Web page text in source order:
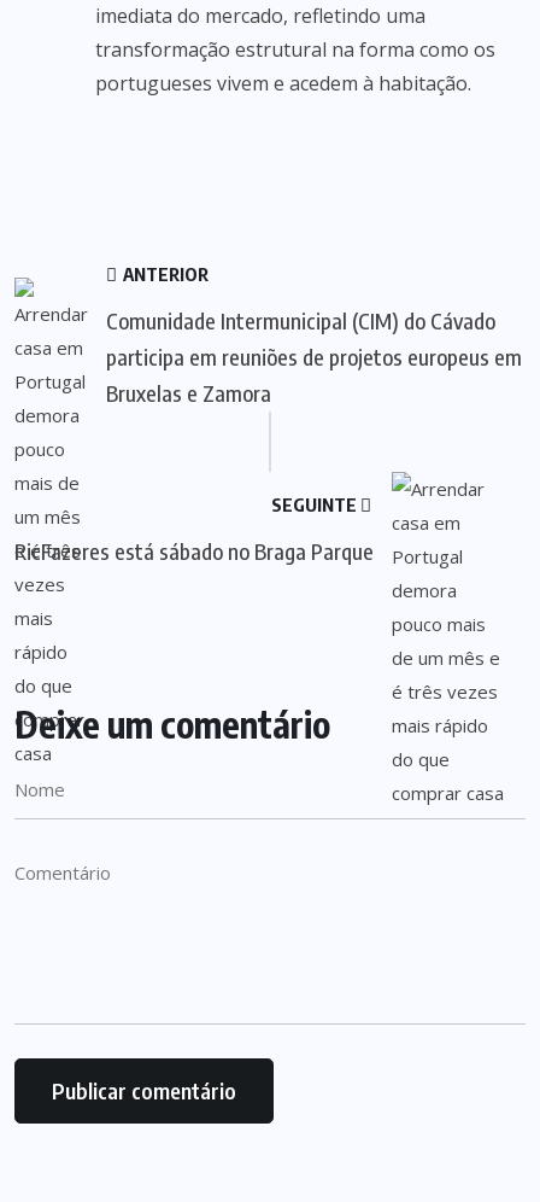
imediata do mercado, refletindo uma
transformação estrutural na forma como os
portugueses vivem e acedem à habitação.
ANTERIOR
Comunidade Intermunicipal (CIM) do Cávado
participa em reuniões de projetos europeus em
Bruxelas e Zamora
SEGUINTE
RicFazeres está sábado no Braga Parque
Deixe um comentário